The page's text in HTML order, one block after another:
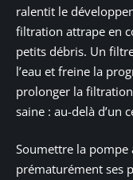
ralentit le
filtration attrape en
petits débris. Un
l’eau et freine la
prolonger la
saine : au-delà d’un
Soumettre la
prématurément ses